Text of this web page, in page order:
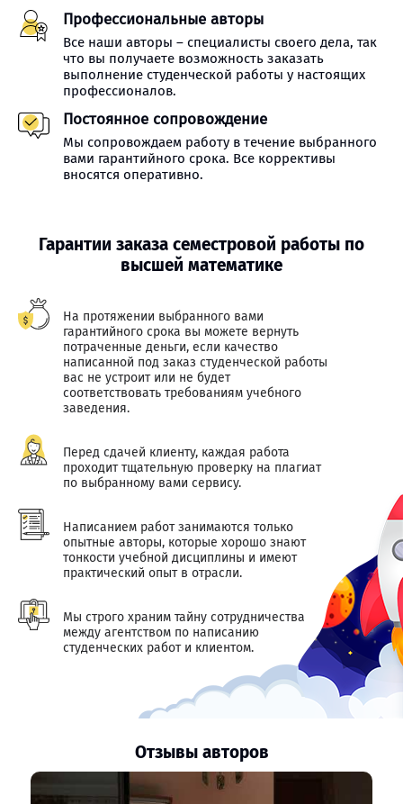
Профессиональные авторы
Все наши авторы – специалисты своего дела, так
что вы получаете возможность заказать
выполнение студенческой работы у настоящих
профессионалов.
Постоянное сопровождение
Мы сопровождаем работу в течение выбранного
вами гарантийного срока. Все коррективы
вносятся оперативно.
Гарантии заказа семестровой работы по
высшей математике
На протяжении выбранного вами
гарантийного срока вы можете вернуть
потраченные деньги, если качество
написанной под заказ студенческой работы
вас не устроит или не будет
соответствовать требованиям учебного
заведения.
Перед сдачей клиенту, каждая работа
проходит тщательную проверку на плагиат
по выбранному вами сервису.
Написанием работ занимаются только
опытные авторы, которые хорошо знают
тонкости учебной дисциплины и имеют
практический опыт в отрасли.
Мы строго храним тайну сотрудничества
между агентством по написанию
студенческих работ и клиентом.
Отзывы авторов